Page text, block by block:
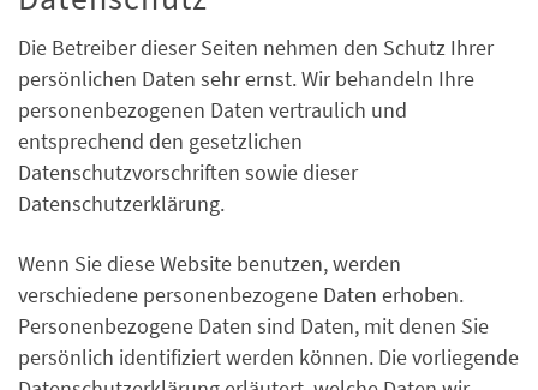
Die Betreiber dieser Seiten nehmen den Schutz Ihrer
persönlichen Daten sehr ernst. Wir behandeln Ihre
personenbezogenen Daten vertraulich und
entsprechend den gesetzlichen
Datenschutzvorschriften sowie dieser
Datenschutzerklärung.
Wenn Sie diese Website benutzen, werden
verschiedene personenbezogene Daten erhoben.
Personenbezogene Daten sind Daten, mit denen Sie
persönlich identifiziert werden können. Die vorliegende